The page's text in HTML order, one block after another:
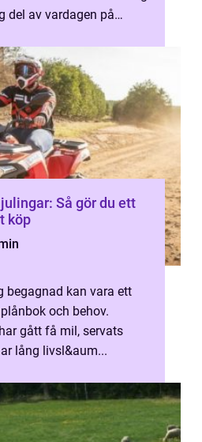
del av vardagen på
Så gör du ett
köp
begagnad kan vara ett
och behov.
gått få mil, servats
lång livsl&aum...